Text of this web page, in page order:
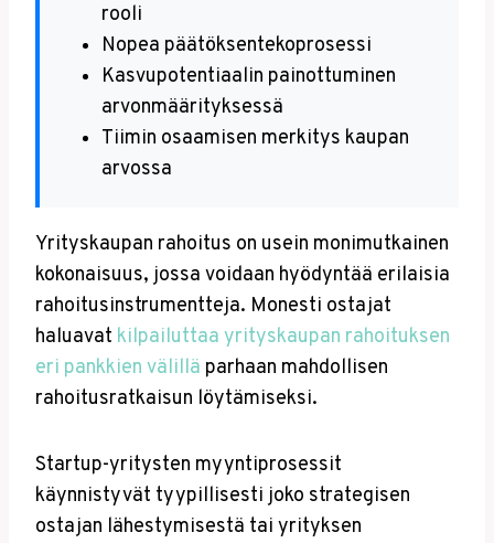
rooli
Nopea päätöksentekoprosessi
Kasvupotentiaalin painottuminen
arvonmäärityksessä
Tiimin osaamisen merkitys kaupan
arvossa
Yrityskaupan rahoitus on usein monimutkainen
kokonaisuus, jossa voidaan hyödyntää erilaisia
rahoitusinstrumentteja. Monesti ostajat
haluavat kilpailuttaa yrityskaupan rahoituksen
eri pankkien välillä parhaan mahdollisen
rahoitusratkaisun löytämiseksi.
Startup-yritysten myyntiprosessit
käynnistyvät tyypillisesti joko strategisen
ostajan lähestymisestä tai yrityksen